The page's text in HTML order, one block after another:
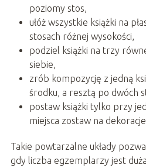
poziomy stos,
ułóż wszystkie książki na
stosach różnej wysokości,
podziel książki na trzy
siebie,
zrób kompozycję z jedną
środku, a resztą po dwóch
postaw książki tylko przy
miejsca zostaw na
Takie powtarzalne układy
gdy liczba egzemplarzy jest